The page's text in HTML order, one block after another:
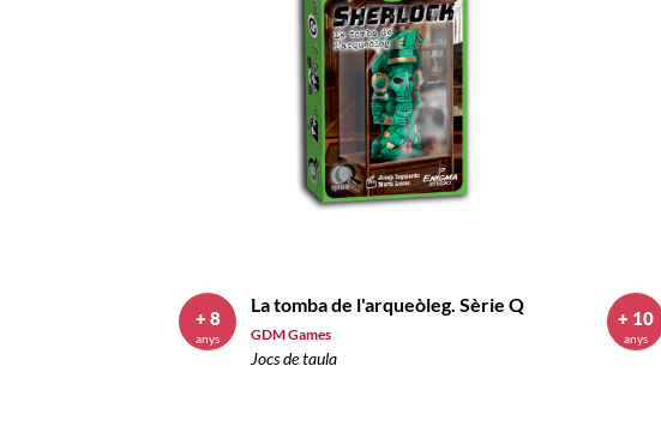
La tomba de l'arqueòleg. Sèrie Q
GDM Games
Jocs de taula
+ 8
anys
+ 10
anys